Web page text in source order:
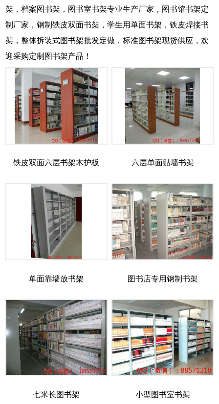
架，档案图书架，图书室书架专业生产厂家，图书馆书架定
制厂家，钢制铁皮双面书架，学生用单面书架，铁皮焊接书
架，整体拆装式图书架批发定做，标准图书架现货供应，欢
迎采购定制图书架产品！
铁皮双面六层书架木护板 六层单面贴墙书架
单面靠墙放书架 图书店专用钢制书架
七米长图书架 小型图书室书架